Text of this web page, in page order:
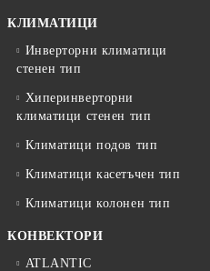
КЛИМАТИЦИ
Инверторни климатици
стенен тип
Хиперинверторни
климатици стенен тип
Климатици подов тип
Климатици касетъчен тип
Климатици колонен тип
КОНВЕКТОРИ
ATLANTIC